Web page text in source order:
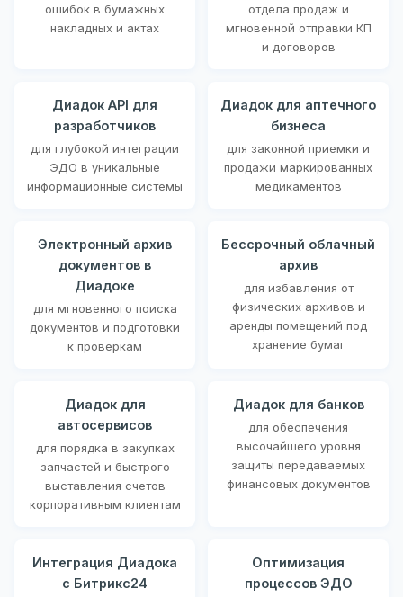
ошибок в бумажных
накладных и актах
отдела продаж и
мгновенной отправки КП
и договоров
Диадок API для
разработчиков
для глубокой интеграции
ЭДО в уникальные
информационные системы
Диадок для аптечного
бизнеса
для законной приемки и
продажи маркированных
медикаментов
Электронный архив
документов в
Диадоке
для мгновенного поиска
документов и подготовки
к проверкам
Бессрочный облачный
архив
для избавления от
физических архивов и
аренды помещений под
хранение бумаг
Диадок для
автосервисов
для порядка в закупках
запчастей и быстрого
выставления счетов
корпоративным клиентам
Диадок для банков
для обеспечения
высочайшего уровня
защиты передаваемых
финансовых документов
Интеграция Диадока
с Битрикс24
Оптимизация
процессов ЭДО